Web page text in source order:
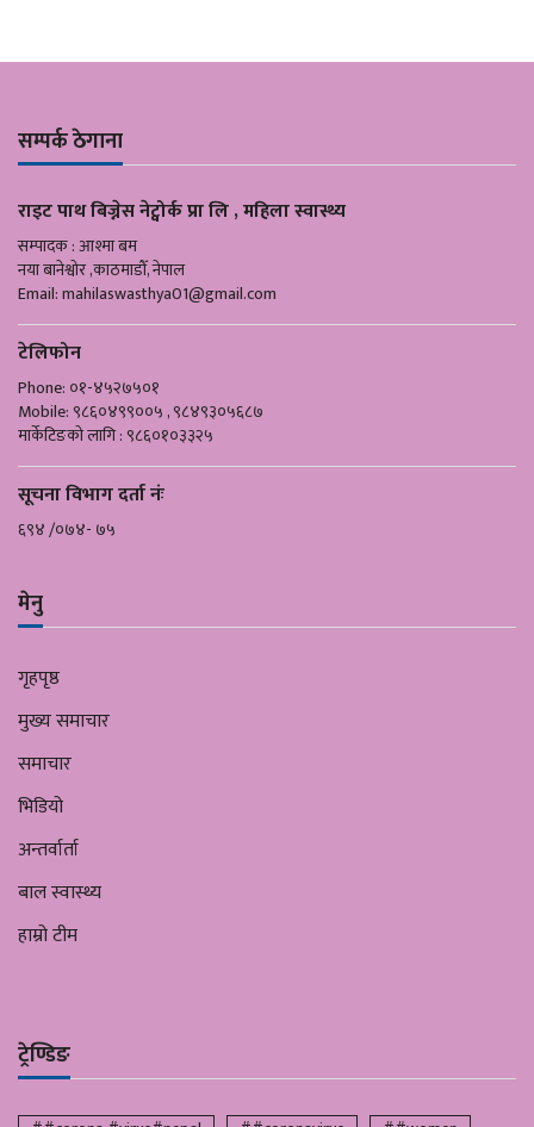
सम्पर्क ठेगाना
राइट पाथ बिज्नेस नेट्वोर्क प्रा लि , महिला स्वास्थ्य
सम्पादक : आश्मा बम
नया बानेश्वोर ,काठमाडौँ, नेपाल
Email:mahilaswasthya01@gmail.com
टेलिफोन
Phone: ०१-४५२७५०१
Mobile: ९८६०४९९००५ , ९८४९३०५६८७
मार्केटिङको लागि : ९८६०१०३३२५
सूचना विभाग दर्ता नंः
६९४ /०७४- ७५
मेनु
गृहपृष्ठ
मुख्य समाचार
समाचार
भिडियो
अन्तर्वार्ता
बाल स्वास्थ्य
हाम्रो टीम
ट्रेण्डिङ